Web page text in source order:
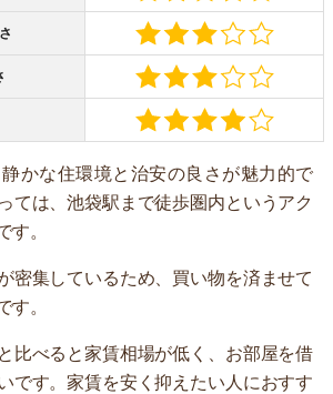
かな住環境と治安の良さが魅力的で
ては、池袋駅まで徒歩圏内というアク
す。
密集しているため、買い物を済ませて
す。
比べると家賃相場が低く、お部屋を借
です。家賃を安く抑えたい人におすす